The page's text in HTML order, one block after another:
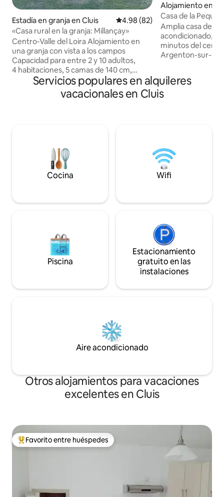
Estadía en granja en Cluis Calificación promedio: 4.98 de
4.98 (82)
«Casa rural en la granja: Millançay»
Centro-Valle del Loira Alojamiento en
una granja con vista a los campos
Capacidad para entre 2 y 10 adultos,
4 habitaciones, 5 camas de 140 cm,
incluida 1 cama plegable. +1 cuna para
2 baños con regadera, 2 inodoros,
Berry, en el límite del departamento de
Creuse, a 22 km del lago de Eguzon y sus
actividades náuticas, en Gargilesse, a
20 km de Argenton-sur-Creuse y a
Alojamiento en
Creuse
Casa de la
Amplia casa de
acondicionado,
minutos del
Argenton-sur-
hechas a la
sábanas y toallas.
cocina
no hay que pagar
en el lugar.
Servicios populares en alquileres
vacacionales en Cluis
Cocina Wifi
Piscina
Estacionamiento
gratuito en las
instalaciones
Aire acondicionado
Otros alojamientos para vacaciones
excelentes en Cluis
Favorito entre huéspedes preferido
Favorito entre huéspedes